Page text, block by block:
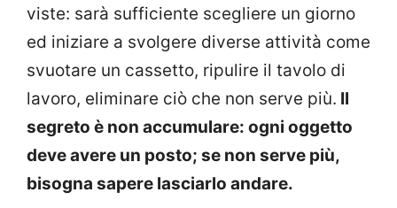
viste: sarà sufficiente scegliere un giorno
ed iniziare a svolgere diverse attività come
svuotare un cassetto, ripulire il tavolo di
lavoro, eliminare ciò che non serve più. Il
segreto è non accumulare: ogni oggetto
deve avere un posto; se non serve più,
bisogna sapere lasciarlo andare.